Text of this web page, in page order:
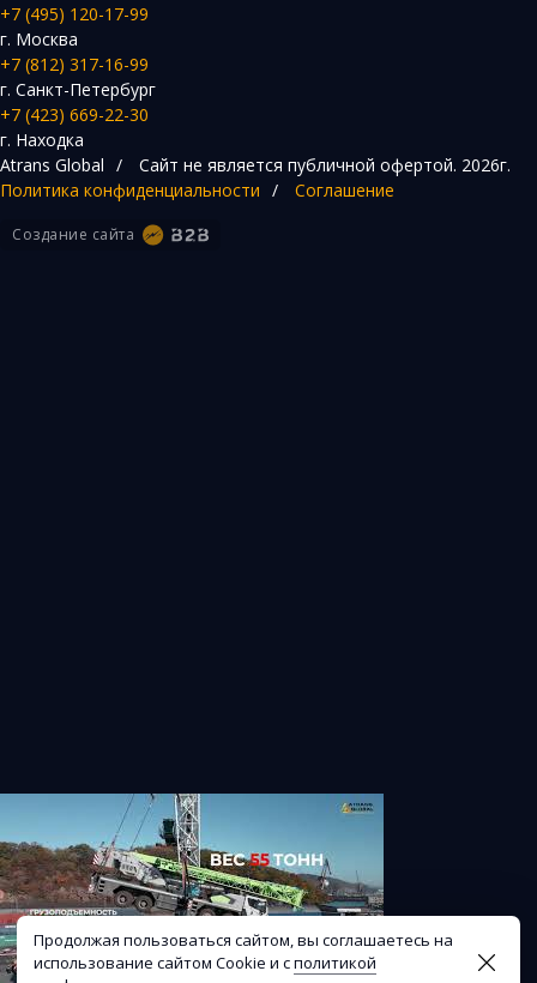
+7 (495) 120-17-99
г. Москва
+7 (812) 317-16-99
г. Санкт-Петербург
+7 (423) 669-22-30
г. Находка
Atrans Global / Сайт не является публичной офертой. 2026г.
Политика конфиденциальности / Соглашение
Создание сайта
Продолжая пользоваться сайтом, вы соглашаетесь на
использование сайтом Cookie и сполитикой